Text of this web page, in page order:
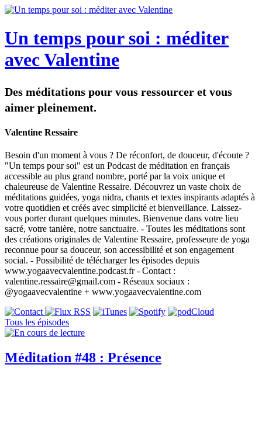
Un temps pour soi : méditer
avec Valentine
Des méditations pour vous ressourcer et vous
aimer pleinement.
Valentine Ressaire
Besoin d'un moment à vous ? De réconfort, de douceur, d'écoute ?
"Un temps pour soi" est un Podcast de méditation en français
accessible au plus grand nombre, porté par la voix unique et
chaleureuse de Valentine Ressaire. Découvrez un vaste choix de
méditations guidées, yoga nidra, chants et textes inspirants adaptés à
votre quotidien et créés avec simplicité et bienveillance. Laissez-
vous porter durant quelques minutes. Bienvenue dans votre lieu
sacré, votre tanière, notre sanctuaire. - Toutes les méditations sont
des créations originales de Valentine Ressaire, professeure de yoga
reconnue pour sa douceur, son accessibilité et son engagement
social. - Possibilité de télécharger les épisodes depuis
www.yogaavecvalentine.podcast.fr - Contact :
valentine.ressaire@gmail.com - Réseaux sociaux :
@yogaavecvalentine + www.yogaavecvalentine.com
Tous les épisodes
Méditation #48 : Présence